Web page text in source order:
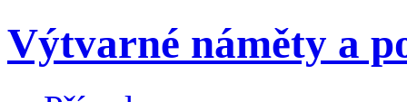
Výtvarné náměty a